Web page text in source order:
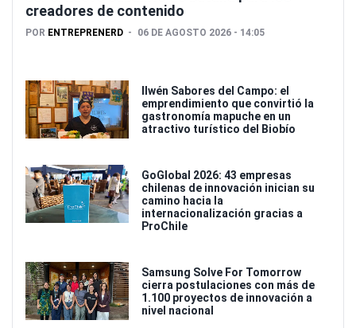
creadores de contenido
POR ENTREPRENERD 06 DE AGOSTO 2026 - 14:05
Ilwén Sabores del Campo: el
emprendimiento que convirtió la
gastronomía mapuche en un
atractivo turístico del Biobío
GoGlobal 2026: 43 empresas
chilenas de innovación inician su
camino hacia la
internacionalización gracias a
ProChile
Samsung Solve For Tomorrow
cierra postulaciones con más de
1.100 proyectos de innovación a
nivel nacional